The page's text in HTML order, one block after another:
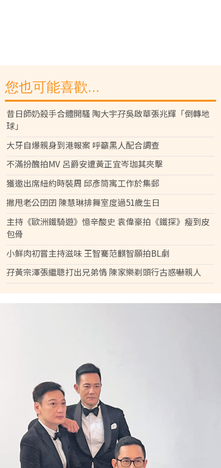
您也可能喜歡...
昔日師奶殺手合體開騷 陶大宇孖吳啟華張兆輝「倒轉地
球」
大牙自爆親身到港報案 呼籲黑人配合調查
不滿扮醜拍MV 呂爵安遭黃正宜岑珈其夾擊
獲邀出席紐約時裝周 邱彥筒寓工作於集郵
撇甩老公囝囝 陳慧琳排舞室度過51歲生日
主持《歐洲鐵騎遊》憶辛酸史 袁偉豪拍《鐵探》瘦到皮
包骨
小鮮肉初嘗主持滋味 王智騫范麒智願拍BL劇
孖黃宗澤張繼聰打出兄弟情 陳家樂剃頭行古惑嚇親人